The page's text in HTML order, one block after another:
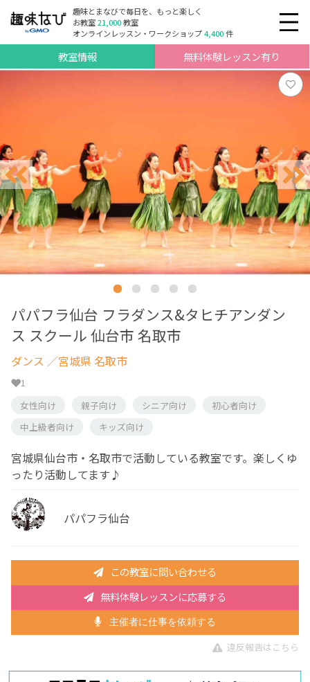
趣味とまなびで毎日を、もっと楽しく
お教室21,000教室
オンラインレッスン・ワークショップ4,400件
教室情報 無料体験レッスン有り
パパフラ仙台 フラダンス&タヒチアンダン
ス スクール 仙台市 名取市
ダンス ／宮城県 名取市
1
女性向け
親子向け シニア向け
初心者向け
中上級者向け
キッズ向け
宮城県仙台市・名取市で活動している教室です。楽しくゆ
ったり活動してます♪
パパフラ仙台
この教室に問い合わせる
無料体験レッスンに応募する
主催者に仕事を依頼する
違反報告はこちら